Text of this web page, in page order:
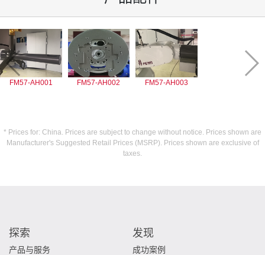
FM57-AH001 FM57-AH002 FM57-AH003
* Prices for: China. Prices are subject to change without notice. Prices shown are
Manufacturer's Suggested Retail Prices (MSRP). Prices shown are exclusive of
taxes.
探索
产品与服务
发现
成功案例